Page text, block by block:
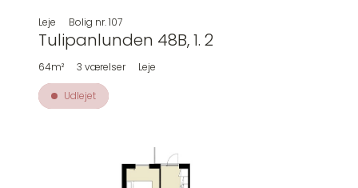
Leje Bolig nr. 107
Tulipanlunden 48B, 1. 2
64m² 3 værelser Leje
Udlejet